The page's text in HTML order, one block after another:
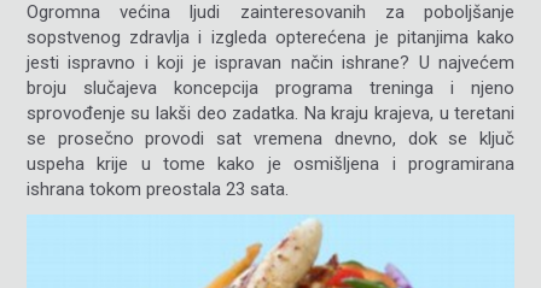
Ogromna većina ljudi zainteresovanih za poboljšanje
sopstvenog zdravlja i izgleda opterećena je pitanjima kako
jesti ispravno i koji je ispravan način ishrane? U najvećem
broju slučajeva koncepcija programa treninga i njeno
sprovođenje su lakši deo zadatka. Na kraju krajeva, u teretani
se prosečno provodi sat vremena dnevno, dok se ključ
uspeha krije u tome kako je osmišljena i programirana
ishrana tokom preostala 23 sata.